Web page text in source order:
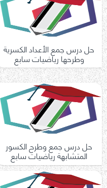
حل درس جمع الأعداد الكسرية
وطرحها رياضيات سابع
حل درس جمع وطرح الكسور
المتشابهة رياضيات سابع